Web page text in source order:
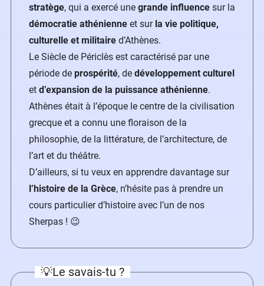
stratège, qui a exercé une grande influence sur la
démocratie athénienne et sur la vie politique,
culturelle et militaire d’Athènes.
Le Siècle de Périclès est caractérisé par une
période de prospérité, de développement culturel
et d’expansion de la puissance athénienne.
Athènes était à l’époque le centre de la civilisation
grecque et a connu une floraison de la
philosophie, de la littérature, de l’architecture, de
l’art et du théâtre.
D’ailleurs, si tu veux en apprendre davantage sur
l’histoire de la Grèce, n’hésite pas à prendre un
cours particulier d’histoire avec l’un de nos
Sherpas ! 😉
💡Le savais-tu ?